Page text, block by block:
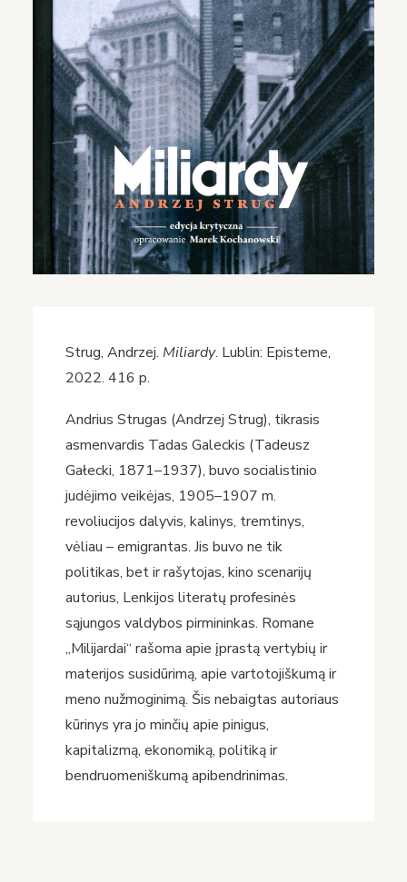
Strug, Andrzej. Miliardy. Lublin: Episteme,
2022. 416 p.
Andrius Strugas (Andrzej Strug), tikrasis
asmenvardis Tadas Galeckis (Tadeusz
Gałecki, 1871–1937), buvo socialistinio
judėjimo veikėjas, 1905–1907 m.
revoliucijos dalyvis, kalinys, tremtinys,
vėliau – emigrantas. Jis buvo ne tik
politikas, bet ir rašytojas, kino scenarijų
autorius, Lenkijos literatų profesinės
sąjungos valdybos pirmininkas. Romane
„Milijardai“ rašoma apie įprastą vertybių ir
materijos susidūrimą, apie vartotojiškumą ir
meno nužmoginimą. Šis nebaigtas autoriaus
kūrinys yra jo minčių apie pinigus,
kapitalizmą, ekonomiką, politiką ir
bendruomeniškumą apibendrinimas.